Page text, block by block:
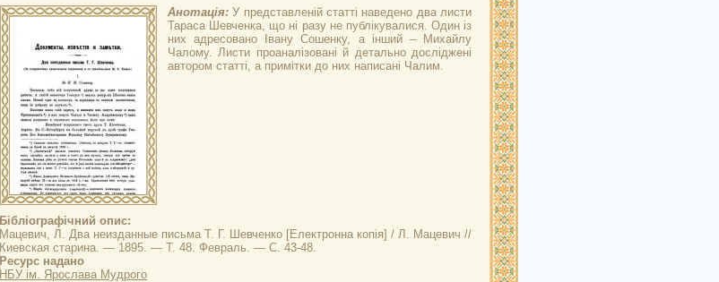
Анотація:У представленій статті наведено два листи
Тараса Шевченка, що ні разу не публікувалися. Один із
них адресовано Івану Сошенку, а інший – Михайлу
Чалому. Листи проаналізовані й детально досліджені
автором статті, а примітки до них написані Чалим.
Бібліографічний опис:
Мацевич, Л. Два неизданные письма Т. Г. Шевченко [Електронна копія] / Л. Мацевич //
Киевская старина. — 1895. — Т. 48. Февраль. — С. 43-48.
Ресурс надано
НБУ ім. Ярослава Мудрого